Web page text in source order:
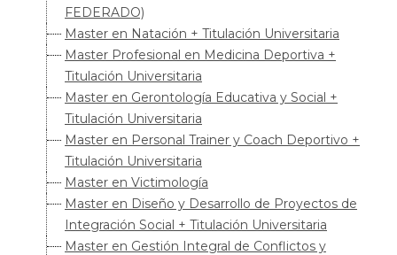
FEDERADO)
Master en Natación + Titulación Universitaria
Master Profesional en Medicina Deportiva +
Titulación Universitaria
Master en Gerontología Educativa y Social +
Titulación Universitaria
Master en Personal Trainer y Coach Deportivo +
Titulación Universitaria
Master en Victimología
Master en Diseño y Desarrollo de Proyectos de
Integración Social + Titulación Universitaria
Master en Gestión Integral de Conflictos y